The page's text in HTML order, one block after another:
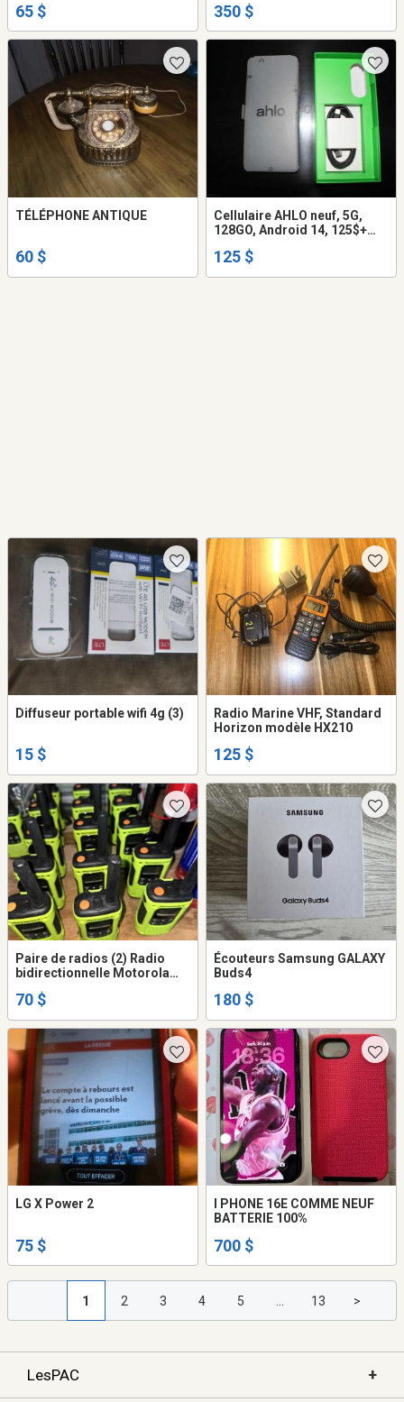
65 $ 350 $
TÉLÉPHONE ANTIQUE
60 $
Cellulaire AHLO neuf, 5G,
128GO, Android 14, 125$+
125 $
Diffuseur portable wifi 4g (3)
15 $
Radio Marine VHF, Standard
Horizon modèle HX210
125 $
Paire de radios (2) Radio
bidirectionnelle Motorola
70 $
Écouteurs Samsung GALAXY
Buds4
180 $
LG X Power 2
75 $
I PHONE 16E COMME NEUF
BATTERIE 100%
700 $
1 2 3 4 5 13 >
LesPAC +